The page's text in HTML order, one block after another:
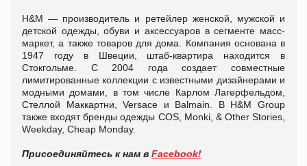
H&M — производитель и ретейлер женской, мужской и
детской одежды, обуви и аксессуаров в сегменте масс-
маркет, а также товаров для дома. Компания основана в
1947 году в Швеции, штаб-квартира находится в
Стокгольме. С 2004 года создает совместные
лимитированные коллекции с известными дизайнерами и
модными домами, в том числе Карлом Лагерфельдом,
Стеллой Маккартни, Versace и Balmain. В H&M Group
также входят бренды одежды COS, Monki, & Other Stories,
Weekday, Cheap Monday.
Присоединяйтесь к нам в Facebook!